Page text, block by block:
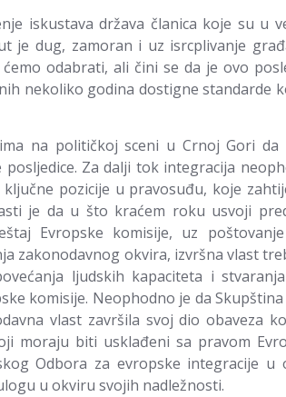
iskustava država članica koje su u
je dug, zamoran i uz isrcplivanje
odabrati, ali čini se da je ovo
nekoliko godina dostigne standarde
na političkoj sceni u Crnoj Gori da
Za dalji tok integracija
pozicije u pravosuđu, koje
je da u što kraćem roku usvoji
Evropske komisije, uz
zakonodavnog okvira, izvršna vlast
ljudskih kapaciteta i
komisije. Neophodno je da Skupština
vlast završila svoj dio obaveza
moraju biti usklađeni sa pravom
Odbora za evropske integracije u
u okviru svojih nadležnosti.